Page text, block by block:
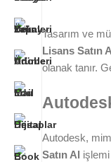
Tasarım ve
Lisans Satın
olanak tanır.
Autodesk,
Satın Al